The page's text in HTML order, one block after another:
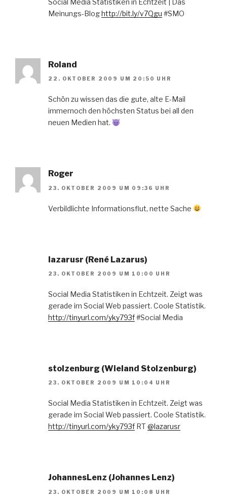
Meinungs-Bloghttp://bit.ly/v7Qgu #SMO
Roland
22. OKTOBER 2009 UM 20:50 UHR
Schön zu wissen das die gute, alte E-Mail
immernoch den höchsten Status bei all den
neuen Medien hat.
Roger
23. OKTOBER 2009 UM 09:36 UHR
Verbildlichte Informationsflut, nette Sache
lazarusr (René Lazarus)
23. OKTOBER 2009 UM 10:00 UHR
Social Media Statistiken in Echtzeit. Zeigt was
gerade im Social Web passiert. Coole Statistik.
http://tinyurl.com/yky793f#Social Media
stolzenburg (Wieland Stolzenburg)
23. OKTOBER 2009 UM 10:04 UHR
Social Media Statistiken in Echtzeit. Zeigt was
gerade im Social Web passiert. Coole Statistik.
http://tinyurl.com/yky793f RT@lazarusr
JohannesLenz (Johannes Lenz)
23. OKTOBER 2009 UM 10:08 UHR